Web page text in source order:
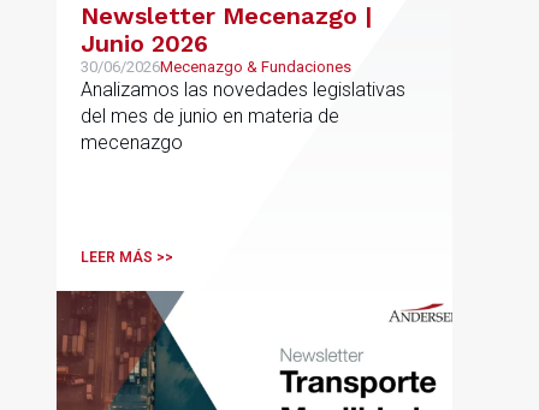
Newsletter Mecenazgo |
Junio 2026
30/06/2026Mecenazgo & Fundaciones
Analizamos las novedades legislativas
del mes de junio en materia de
mecenazgo
LEER MÁS >>